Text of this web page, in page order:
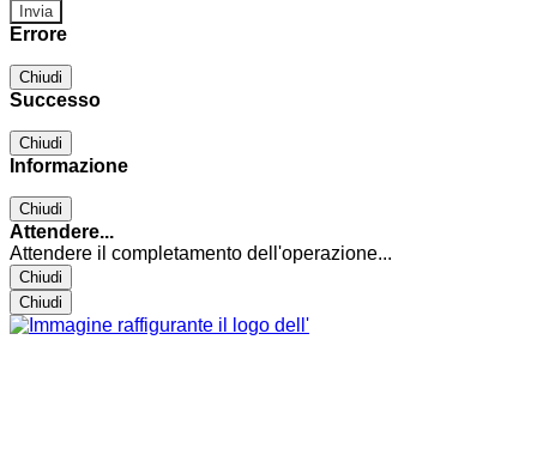
Errore
Chiudi
Successo
Chiudi
Informazione
Chiudi
Attendere...
Attendere il completamento dell'operazione...
Chiudi
Chiudi